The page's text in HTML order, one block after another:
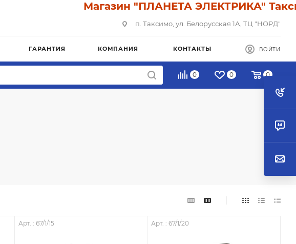
Магазин "ПЛАНЕТА ЭЛЕКТРИКА"
п. Таксимо, ул. Белорусская 1А, ТЦ "НОРД"
ГАРАНТИЯ КОМПАНИЯ КОНТАКТЫ ВОЙТИ
0 0 0
Арт. : 67/1/15 Арт. : 67/1/20